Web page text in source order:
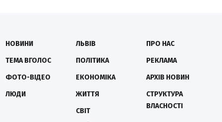
НОВИНИ
ТЕМА ВГОЛОС
ФОТО-ВІДЕО
ЛЮДИ
ЛЬВІВ
ПОЛІТИКА
ЕКОНОМІКА
ЖИТТЯ
СВІТ
ПРО НАС
РЕКЛАМА
АРХІВ НОВИН
СТРУКТУРА
ВЛАСНОСТІ